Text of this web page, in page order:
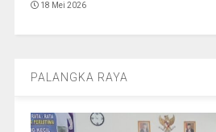
18 Mei 2026
PALANGKA RAYA